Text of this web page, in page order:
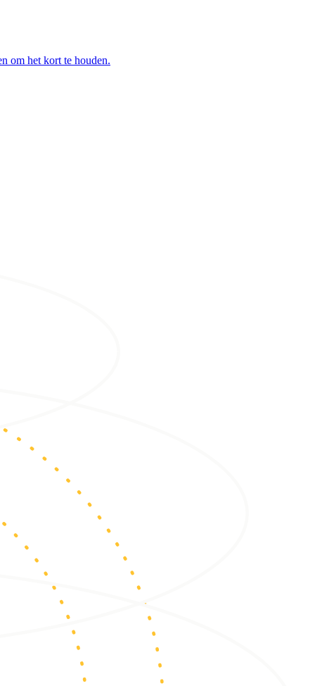
om het kort te houden.